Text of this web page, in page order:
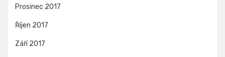
Prosinec 2017
Říjen 2017
Září 2017